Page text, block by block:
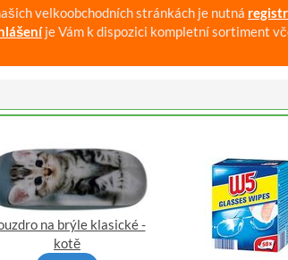
velkoobchodních stránkách je nutná
je Vám k dispozici kompletní sortiment
na brýle klasické -
kotě